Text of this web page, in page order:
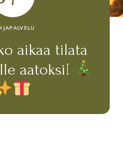
aikaa tilata
aatoksi!